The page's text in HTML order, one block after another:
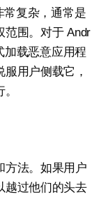
常复杂，通常是
范围。对于 Andr
加载恶意应用程
用户侧载它，
方法。如果用户
越过他们的头去